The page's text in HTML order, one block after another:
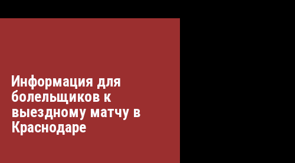
Информация для
болельщиков к
выездному матчу в
Краснодаре